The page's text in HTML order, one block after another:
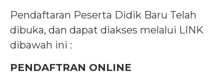
Pendaftaran Peserta Didik Baru Telah
dibuka, dan dapat diakses melalui LINK
dibawah ini :
PENDAFTRAN ONLINE